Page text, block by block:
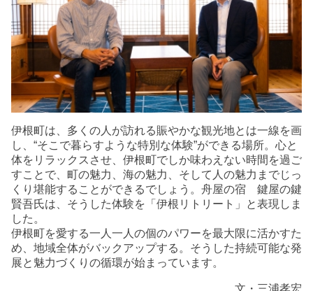
伊根町は、多くの人が訪れる賑やかな観光地とは一線を画
し、“そこで暮らすような特別な体験”ができる場所。心と
体をリラックスさせ、伊根町でしか味わえない時間を過ご
すことで、町の魅力、海の魅力、そして人の魅力までじっ
くり堪能することができるでしょう。舟屋の宿 鍵屋の鍵
賢吾氏は、そうした体験を「伊根リトリート」と表現しま
した。
伊根町を愛する一人一人の個のパワーを最大限に活かすた
め、地域全体がバックアップする。そうした持続可能な発
展と魅力づくりの循環が始まっています。
文・三浦孝宏